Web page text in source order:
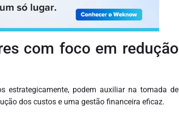
com foco em redução
estrategicamente, podem auxiliar na tomada de
dos custos e uma gestão financeira eficaz.